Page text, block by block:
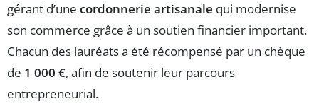
gérant d’une cordonnerie artisanale qui modernise
son commerce grâce à un soutien financier important.
Chacun des lauréats a été récompensé par un chèque
de 1 000 €, afin de soutenir leur parcours
entrepreneurial.